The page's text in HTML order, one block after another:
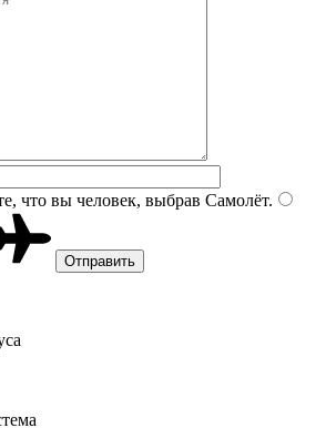
что вы человек, выбрав Самолёт.